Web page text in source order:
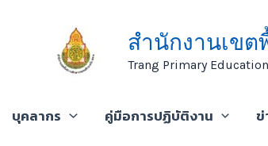
สำนักงานเขต
Trang Primary
บุคลากร คู่มือการปฏิบัติงาน ข่